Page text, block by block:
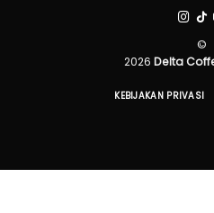
©
2026 Delta
KEBIJAKAN PRIVASI